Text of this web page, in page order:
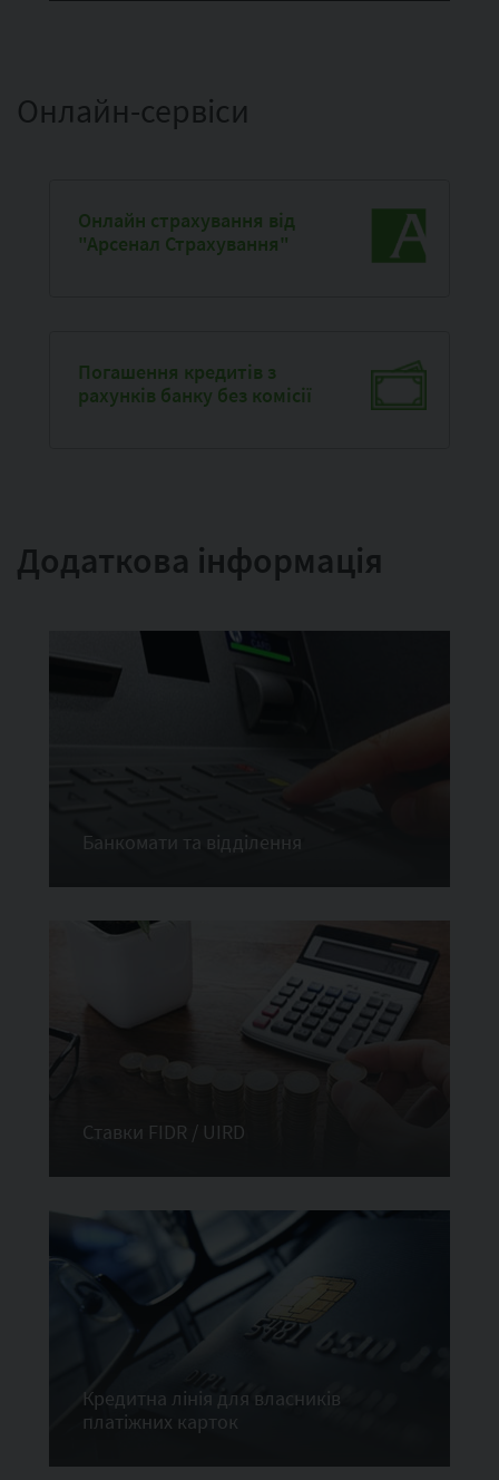
Онлайн-сервіси
Онлайн страхування від
"Арсенал Страхування"
Погашення кредитів з
рахунків банку без комісії
Додаткова інформація
Банкомати та відділення
Ставки FIDR / UIRD
Кредитна лінія для власників
платіжних карток